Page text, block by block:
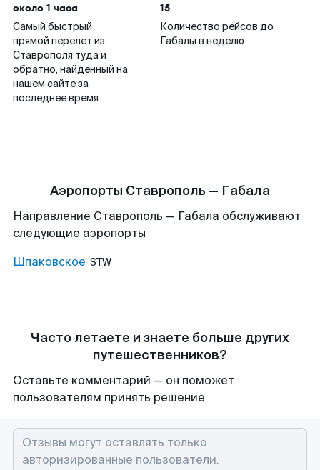
около 1 часа
Самый быстрый
прямой перелет из
Ставрополя туда и
обратно, найденный на
нашем сайте за
последнее время
15
Количество рейсов до
Габалы в неделю
Аэропорты Ставрополь — Габала
Направление Ставрополь — Габала обслуживают
следующие аэропорты
Шпаковское STW
Часто летаете и знаете больше других
путешественников?
Оставьте комментарий — он поможет
пользователям принять решение